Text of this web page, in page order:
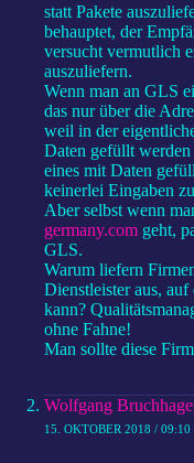
statt Pakete
behauptet, der
versucht vermutlich
auszuliefern.
Wenn man an GLS
das nur über die
weil in der
Daten gefüllt
eines mit Daten
keinerlei Eingaben
Aber selbst wenn
germany.com geht,
GLS.
Warum liefern
Dienstleister aus, auf
kann?
ohne Fahne!
Man sollte diese
Wolfgang
15. OKTOBER 2018 / 09:10